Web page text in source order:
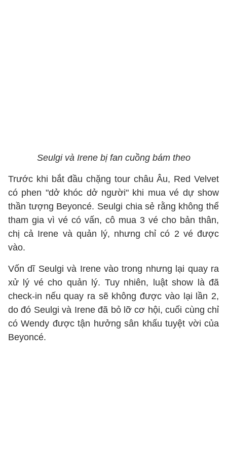
Seulgi và Irene bị fan cuồng bám theo
Trước khi bắt đầu chặng tour châu Âu, Red Velvet
có phen "dở khóc dở người" khi mua vé dự show
thần tượng Beyoncé. Seulgi chia sẻ rằng không thể
tham gia vì vé có vấn, cô mua 3 vé cho bản thân,
chị cả Irene và quản lý, nhưng chỉ có 2 vé được
vào.
Vốn dĩ Seulgi và Irene vào trong nhưng lại quay ra
xử lý vé cho quản lý. Tuy nhiên, luật show là đã
check-in nếu quay ra sẽ không được vào lại lần 2,
do đó Seulgi và Irene đã bỏ lỡ cơ hội, cuối cùng chỉ
có Wendy được tận hưởng sân khấu tuyệt vời của
Beyoncé.